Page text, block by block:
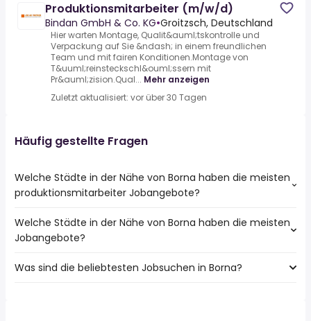
Produktionsmitarbeiter (m/w/d)
Bindan GmbH & Co. KG•Groitzsch, Deutschland
Hier warten Montage, Qualit&auml;tskontrolle und
Verpackung auf Sie &ndash; in einem freundlichen
Team und mit fairen Konditionen.Montage von
T&uuml;reinsteckschl&ouml;ssern mit
Pr&auml;zision.Qual... Mehr anzeigen
Zuletzt aktualisiert: vor über 30 Tagen
Häufig gestellte Fragen
Welche Städte in der Nähe von Borna haben die meisten
produktionsmitarbeiter Jobangebote?
Städte in der Nähe von Borna mit den meisten
produktionsmitarbeiter Jobs:
Altenburg
Welche Städte in der Nähe von Borna haben die meisten
Jobangebote?
10 Städte in der Nähe von Borna mit den meisten
Was sind die beliebtesten Jobsuchen in Borna?